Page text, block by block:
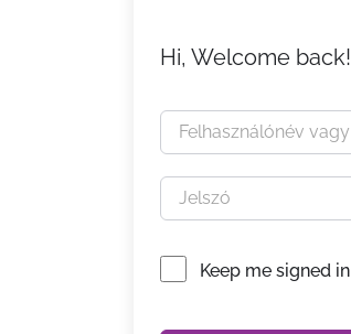
Hi, Welcome back!
Keep me signed in